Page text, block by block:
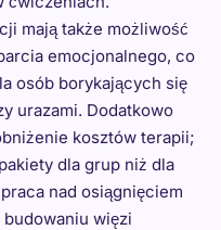
mają także możliwość
emocjonalnego, co
osób borykających się
urazami. Dodatkowo
kosztów terapii;
dla grup niż dla
nad osiągnięciem
więzi